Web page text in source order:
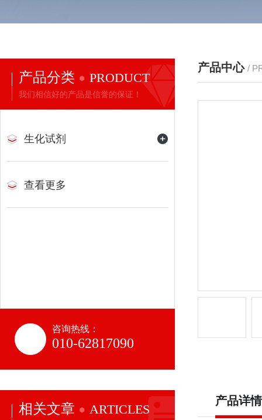
产品分类 PRODUCT
我们相信好的产品是信誉的保证！
生化试剂
查看更多
咨询热线：
010-62817090
相关文章 ARTICLES
产品中心 /
产品详情